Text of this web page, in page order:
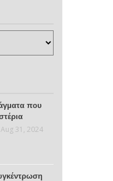
που
Aug 31, 2024